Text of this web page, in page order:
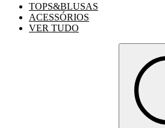
TOPS&BLUSAS
ACESSÓRIOS
VER TUDO